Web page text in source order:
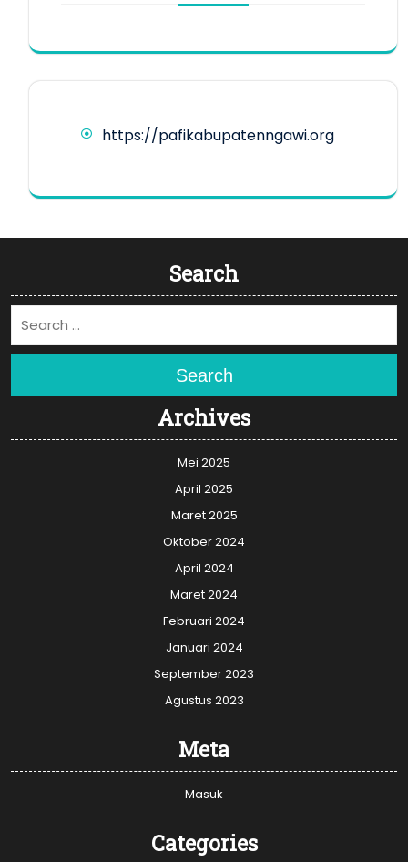
https://pafikabupatenngawi.org
Search
Search
Archives
Mei 2025
April 2025
Maret 2025
Oktober 2024
April 2024
Maret 2024
Februari 2024
Januari 2024
September 2023
Agustus 2023
Meta
Masuk
Categories